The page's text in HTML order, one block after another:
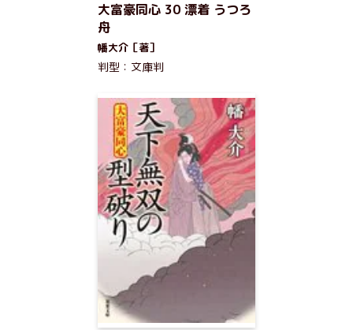
大富豪同心 30 漂着 うつろ
舟
幡大介［著］
判型：文庫判